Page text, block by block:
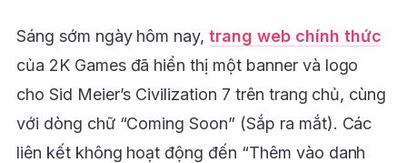
Sáng sớm ngày hôm nay,trang web chính thức
của 2K Games đã hiển thị một banner và logo
cho Sid Meier’s Civilization 7 trên trang chủ, cùng
với dòng chữ “Coming Soon” (Sắp ra mắt). Các
liên kết không hoạt động đến “Thêm vào danh